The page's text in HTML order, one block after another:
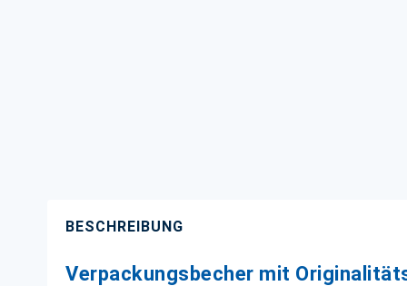
BESCHREIBUNG
Verpackungsbecher mit